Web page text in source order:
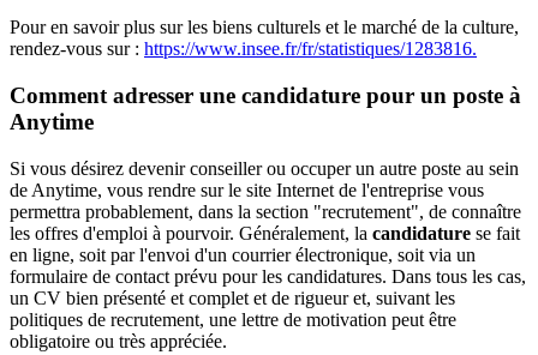
Pour en savoir plus sur les biens culturels et le marché de la culture,
rendez-vous sur : https://www.insee.fr/fr/statistiques/1283816.
Comment adresser une candidature pour un poste à
Anytime
Si vous désirez devenir conseiller ou occuper un autre poste au sein
de Anytime, vous rendre sur le site Internet de l'entreprise vous
permettra probablement, dans la section "recrutement", de connaître
les offres d'emploi à pourvoir. Généralement, la candidature se fait
en ligne, soit par l'envoi d'un courrier électronique, soit via un
formulaire de contact prévu pour les candidatures. Dans tous les cas,
un CV bien présenté et complet et de rigueur et, suivant les
politiques de recrutement, une lettre de motivation peut être
obligatoire ou très appréciée.